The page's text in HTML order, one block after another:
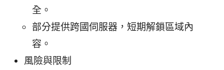
全。
部分提供跨國伺服器，短期解鎖區域內
容。
風險與限制